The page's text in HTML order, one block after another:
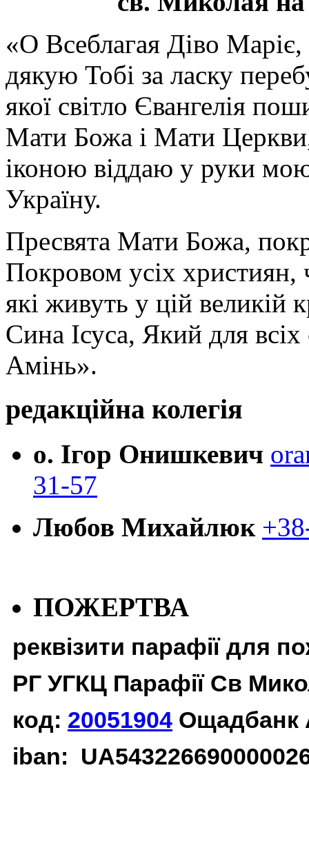
«О Всеблагая Діво
дякую Тобі за ласку
якої світло Євангелія
Мати Божа і Мати
іконою віддаю у руки
Україну.
Пресвята Мати Божа,
Покровом усіх християн,
які живуть у цій великій
Сина Ісуса, Який для
Амінь».
редакційна колегія
о. Ігор Онишкевич
31-57
Любов Михайлюк
ПОЖЕРТВА
реквізити парафії для
РГ УГКЦ Парафії Св
код: 20051904 Ощадбанк
iban: